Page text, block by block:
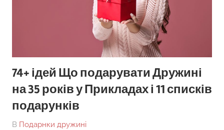
74+ ідей Що подарувати Дружині
на 35 років у Прикладах і 11 списків
подарунків
On
By
В Подарнки дружині